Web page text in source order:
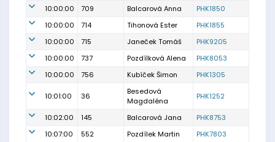
10:00:00
709 Balcarová Anna
PHK1850
10:00:00
714 Tihonová Ester
PHK1855
10:00:00
715 Janeček Tomáš
PHK9205
10:00:00
737 Pozdílková Alena
PHK8053
10:00:00
756 Kubíček Šimon PHK1305
10:01:00 36
Besedová
Magdaléna
PHK1252
10:02:00 145 Balcarová Jana
PHK8753
10:07:00
552 Pozdílek Martin
PHK7803